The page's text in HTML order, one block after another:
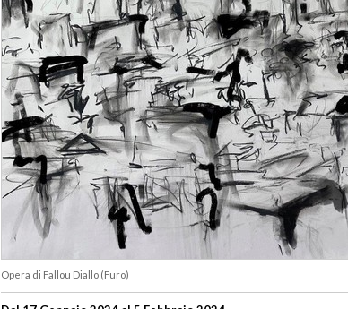
Opera di Fallou Diallo (Furo)